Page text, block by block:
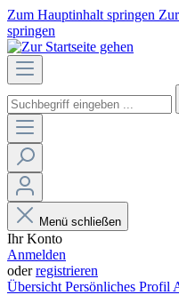
Zum Hauptinhalt springen
springen
Menü schließen
Ihr Konto
Anmelden
oderregistrieren
Übersicht Persönliches Profil